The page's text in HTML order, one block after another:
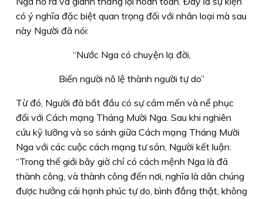
có ý nghĩa đặc biệt quan trọng đối với nhân loại mà sau
này Người đã nói:
“Nước Nga có chuyện lạ đời,
Biến người nô lệ thành người tự do”
Từ đó, Người đã bắt đầu có sự cảm mến và nể phục
đối với Cách mạng Tháng Mười Nga. Sau khi nghiên
cứu kỹ lưỡng và so sánh giữa Cách mạng Tháng Mười
Nga với các cuộc cách mạng tư sản, Người kết luận:
“Trong thế giới bây giờ chỉ có cách mệnh Nga là đã
thành công, và thành công đến nơi, nghĩa là dân chúng
được hưởng cái hạnh phúc tự do, bình đẳng thật, không